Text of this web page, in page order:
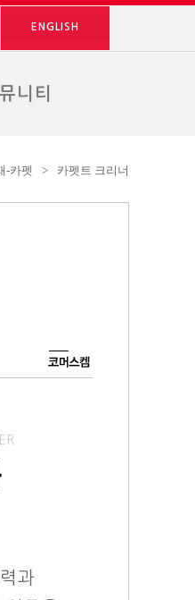
ENGLISH
니티
-카펫 > 카펫트 크리너
과